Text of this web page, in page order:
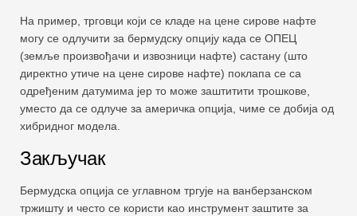
На пример, трговци који се кладе на цене сирове нафте
могу се одлучити за бермудску опцију када се ОПЕЦ
(земље произвођачи и извозници нафте) састану (што
директно утиче на цене сирове нафте) поклапа се са
одређеним датумима јер то може заштитити трошкове,
уместо да се одлуче за америчка опција, чиме се добија од
хибридног модела.
Закључак
Бермудска опција се углавном тргује на ванберзанском
тржишту и често се користи као инструмент заштите за